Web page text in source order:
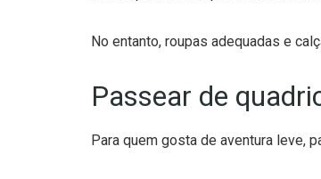
No entanto, roupas adequadas e
Passear de
Para quem gosta de aventura